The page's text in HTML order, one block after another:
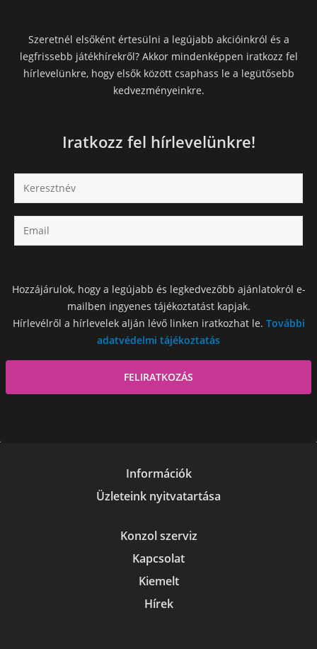
Szeretnél elsőként értesülni a legújabb akcióinkról és a
legfrissebb játékhírekről? Akkor mindenképpen iratkozz fel
hírlevelünkre, hogy elsők között csaphass le a legütősebb
kedvezményeinkre.
Iratkozz fel hírlevelünkre!
Hozzájárulok, hogy a legújabb és legkedvezőbb ajánlatokról e-
mailben ingyenes tájékoztatást kapjak.
Hírlevélről a hírlevelek alján lévő linken iratkozhat le. További
adatvédelmi tájékoztatás
Információk
Üzleteink nyitvatartása
Konzol szerviz
Kapcsolat
Kiemelt
Hírek